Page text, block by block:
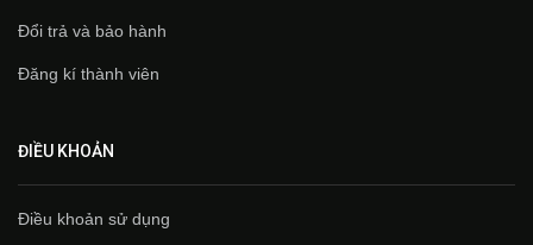
Đổi trả và bảo hành
Đăng kí thành viên
ĐIỀU KHOẢN
Điều khoản sử dụng